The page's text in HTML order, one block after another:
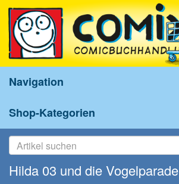
Navigation
Shop-Kategorien
Hilda 03 und die Vogelparade